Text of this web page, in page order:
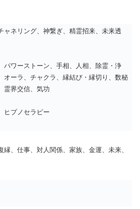
ャネリング、神繋ぎ、精霊招来、未来透
パワーストーン、手相、人相、除霊・浄
オーラ、チャクラ、縁結び・縁切り、数秘
霊界交信、気功
ヒプノセラピー
縁、仕事、対人関係、家族、金運、未来、